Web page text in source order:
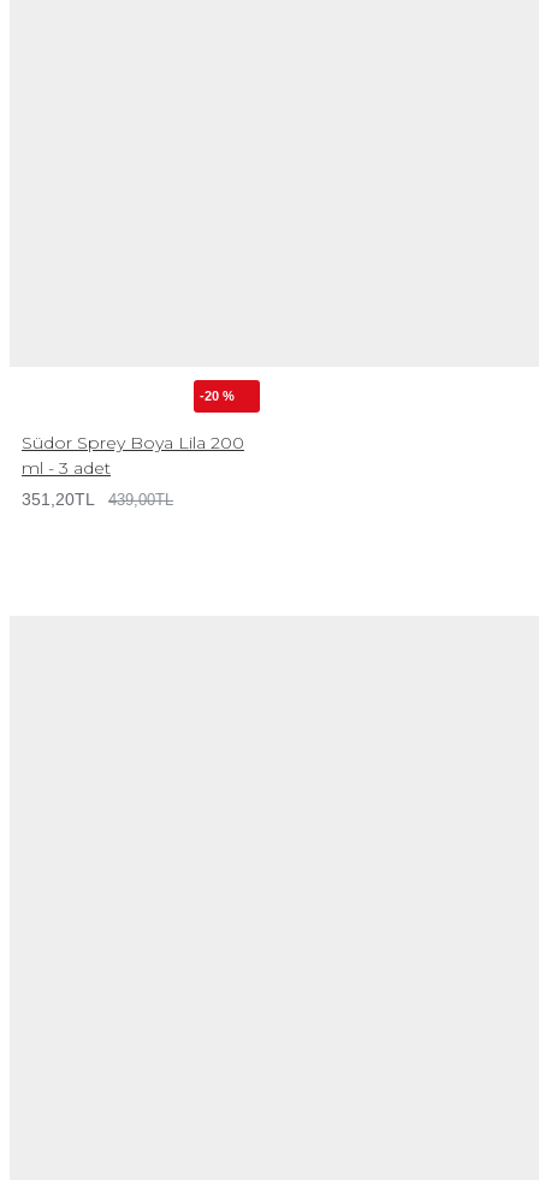
-20 %
Südor Sprey Boya Lila 200
ml - 3 adet
351,20TL 439,00TL